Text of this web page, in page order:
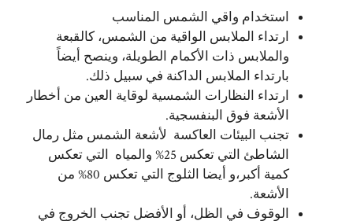
استخدام واقي الشمس المناسب
ارتداء الملابس الواقية من الشمس، كالقبعة
والملابس ذات الأكمام الطويلة، وينصح أيضاً
بارتداء الملابس الداكنة في سبيل ذلك.
ارتداء النظارات الشمسية لوقاية العين من أخطار
الأشعة فوق البنفسجية.
تجنب البيئات العاكسة لأشعة الشمس مثل رمال
الشاطئ التي تعكس 25% والمياه التي تعكس
كمية أكبر،و أيضا الثلوج التي تعكس 80% من
الأشعة.
الوقوف في الظل، أو الأفضل تجنب الخروج في